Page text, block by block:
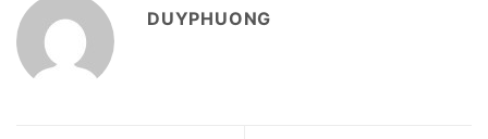
DUYPHUONG